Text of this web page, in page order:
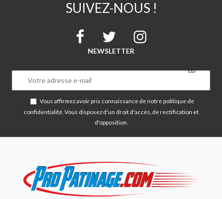
SUIVEZ-NOUS !
NEWSLETTER
Vous affirmez avoir pris connaissance de notre politique de
confidentialité . Vous disposez d'un droit d'accès, de rectification et
d'opposition.